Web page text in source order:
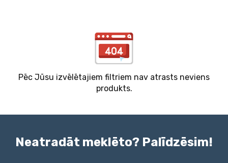
Pēc Jūsu izvēlētajiem filtriem nav atrasts neviens
produkts.
Neatradāt meklēto? Palīdzēsim!